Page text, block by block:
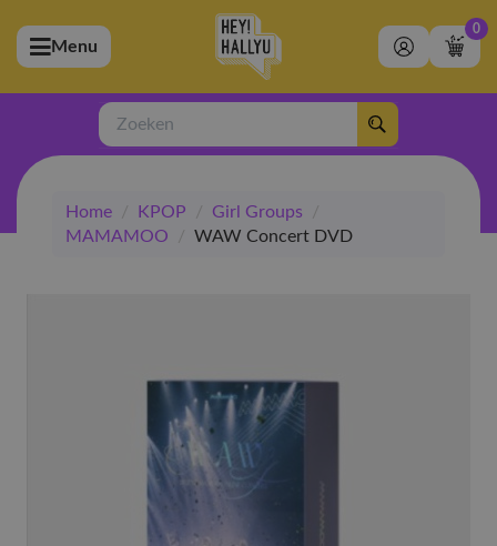
(Artiesten)
(Merchandise)
(Exclusive)
(Winkel)
Menu
0
Zoeken
Home / KPOP / Girl Groups
/
MAMAMOO
/ WAW Concert DVD